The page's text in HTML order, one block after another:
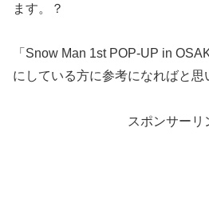
ます。？
「Snow Man 1st POP-UP in
にしている方に参考になればと思
スポンサーリ